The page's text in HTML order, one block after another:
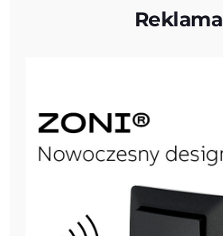
Reklama